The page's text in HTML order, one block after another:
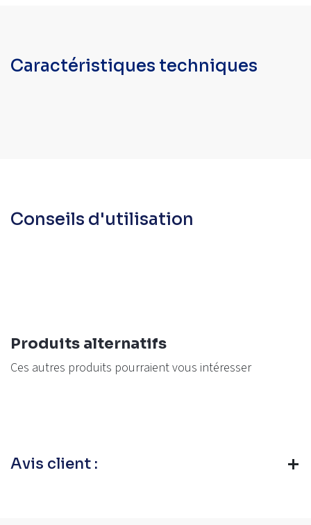
Caractéristiques techniques
Conseils d'utilisation
Produits alternatifs
Ces autres produits pourraient vous intéresser
Avis client :